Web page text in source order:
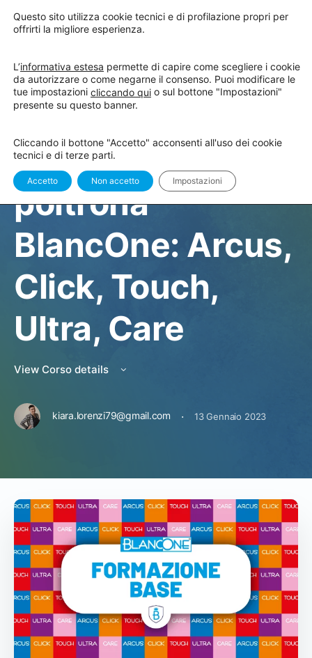
CLINICA
Formazione base
sistema alla
poltrona
BlancOne: Arcus,
Click, Touch,
Ultra, Care
View Corso details
kiara.lorenzi79@gmail.com · 13 Gennaio 2023
Questo sito utilizza cookie tecnici e di profilazione propri per
offrirti la migliore esperienza.
L’informativa estesa permette di capire come scegliere i cookie
da autorizzare o come negarne il consenso. Puoi modificare le
tue impostazioni cliccando qui o sul bottone "Impostazioni"
presente su questo banner.
Cliccando il bottone "Accetto" acconsenti all'uso dei cookie
tecnici e di terze parti.
Accetto Non accetto Impostazioni